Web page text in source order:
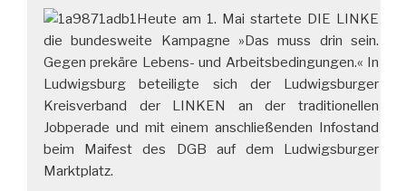
Heute am 1. Mai startete DIE LINKE
die bundesweite Kampagne »Das muss drin sein.
Gegen prekäre Lebens- und Arbeitsbedingungen.« In
Ludwigsburg beteiligte sich der Ludwigsburger
Kreisverband der LINKEN an der traditionellen
Jobperade und mit einem anschließenden Infostand
beim Maifest des DGB auf dem Ludwigsburger
Marktplatz.